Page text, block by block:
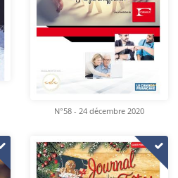
N°58 - 24 décembre 2020